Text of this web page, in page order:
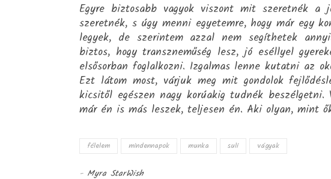
Egyre biztosabb vagyok viszont mit szeretnék a
szeretnék, s úgy menni egyetemre, hogy már egy
legyek, de szerintem azzal nem segíthetek
biztos, hogy transzneműség lesz, jó eséllyel
elsősorban foglalkozni. Izgalmas lenne kutatni az
Ezt látom most, várjuk meg mit gondolok
kicsitől egészen nagy korúakig tudnék
már én is más leszek, teljesen én. Aki olyan, mint
félelem mindennapok munka suli vágyak
- Myra StarWish